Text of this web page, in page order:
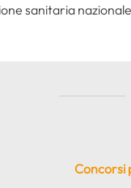
sanitaria
Concorsi